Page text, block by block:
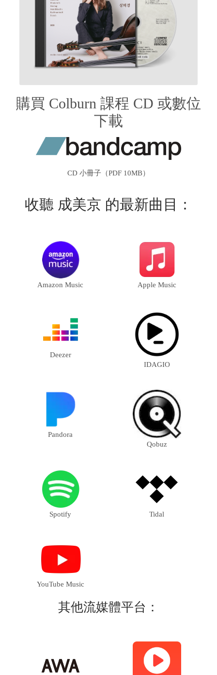
購買 Colburn 課程 CD 或數位
下載
CD 小冊子（PDF 10MB）
收聽 成美京 的最新曲目：
Amazon Music Apple Music
Deezer
IDAGIO
Pandora
Qobuz
Spotify Tidal
YouTube Music
其他流媒體平台：